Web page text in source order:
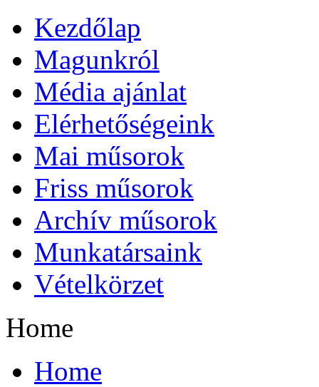
Kezdőlap
Magunkról
Média ajánlat
Elérhetőségeink
Mai műsorok
Friss műsorok
Archív műsorok
Munkatársaink
Vételkörzet
Home
Home